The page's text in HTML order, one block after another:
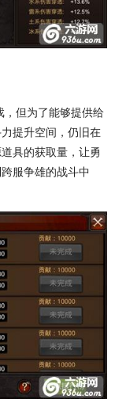
，但为了能够提供给
提升空间，仍旧在
具的获取量，让勇
服争雄的战斗中